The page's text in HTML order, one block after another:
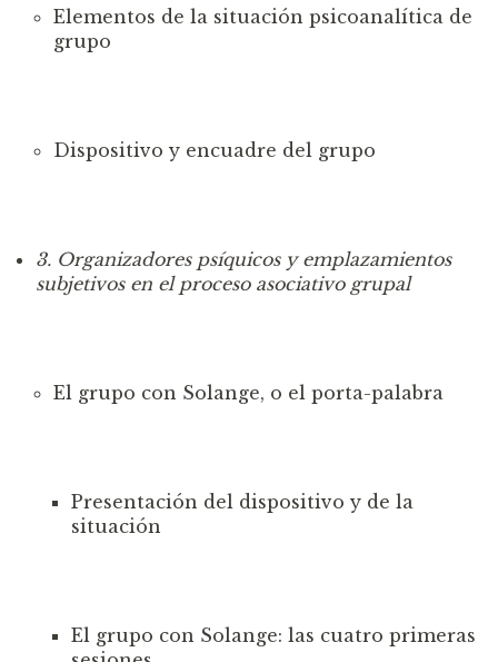
Elementos de la situación psicoanalítica de
grupo
Dispositivo y encuadre del grupo
3. Organizadores psíquicosy emplazamientos
subjetivos en el proceso asociativo grupal
El grupo con Solange, o el porta-palabra
Presentación del dispositivo y de la
situación
El grupo con Solange: las cuatro primeras